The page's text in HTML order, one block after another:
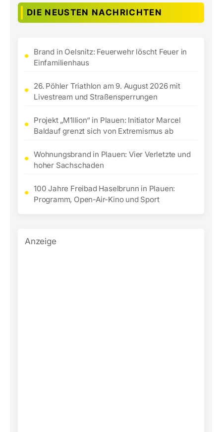
DIE NEUSTEN NACHRICHTEN
Brand in Oelsnitz: Feuerwehr löscht Feuer in
Einfamilienhaus
26. Pöhler Triathlon am 9. August 2026 mit
Livestream und Straßensperrungen
Projekt „M1llion“ in Plauen: Initiator Marcel
Baldauf grenzt sich von Extremismus ab
Wohnungsbrand in Plauen: Vier Verletzte und
hoher Sachschaden
100 Jahre Freibad Haselbrunn in Plauen:
Programm, Open-Air-Kino und Sport
Anzeige